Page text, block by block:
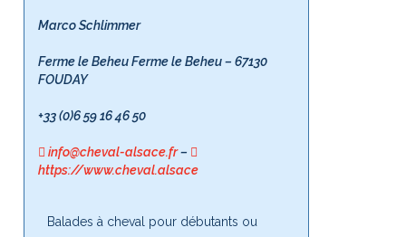
Marco Schlimmer
Ferme le Beheu Ferme le Beheu – 67130
FOUDAY
+33 (0)6 59 16 46 50
info@cheval-alsace.fr–
https://www.cheval.alsace
Balades à cheval pour débutants ou